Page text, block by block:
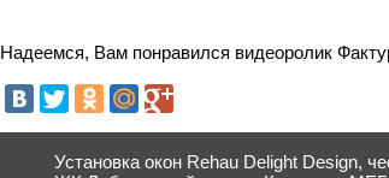
Надеемся, Вам понравился видеоролик
Установка окон Rehau Delight Design,